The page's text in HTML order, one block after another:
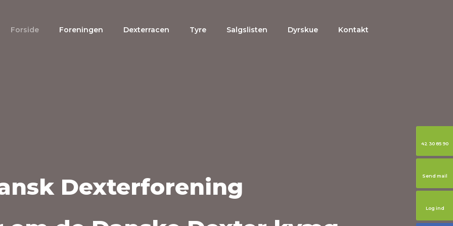
42 30 85 90
Send mail
Log ind
Forside Foreningen Dexterracen Tyre Salgslisten Dyrskue Kontakt